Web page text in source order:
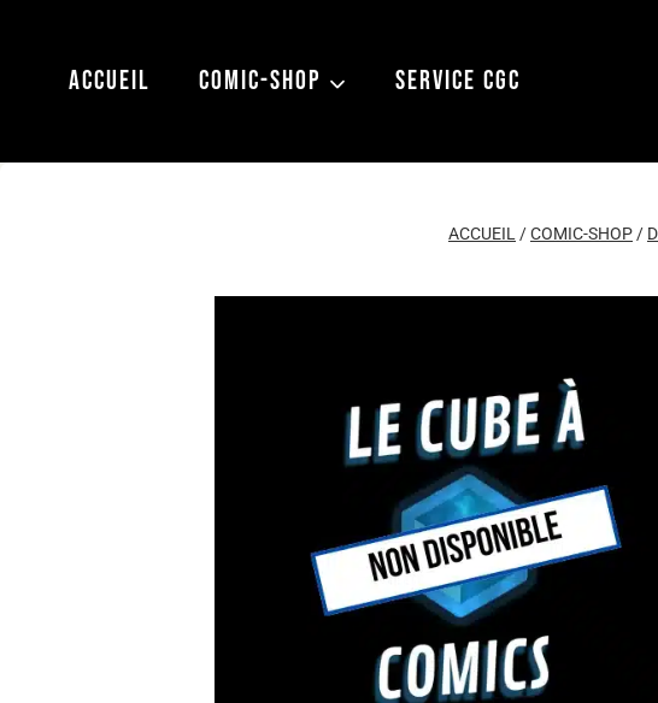
contenuACCUEIL COMIC-SHOP SERVICE CGC
ACCUEIL/COMIC-SHOP/